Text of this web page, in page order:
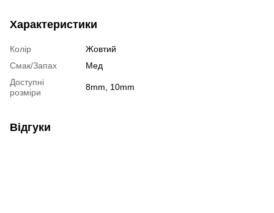
Характеристики
Колір
Жовтий
Смак/Запах
Мед
Доступні
розміри
8mm, 10mm
Відгуки